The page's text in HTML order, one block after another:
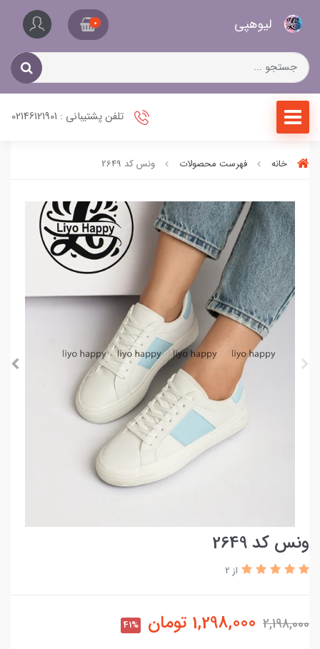
لیو‌هپی 0
تلفن پشتیبانی : 02146121901
خانه فهرست محصولات ونس کد 2649
ونس کد 2649
از 2
2,198,000
1,298,000 تومان 41%